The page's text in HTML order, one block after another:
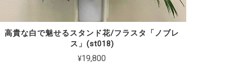
高貴な白で魅せるスタンド花/フラスタ「ノブレ
ス」(st018)
¥19,800